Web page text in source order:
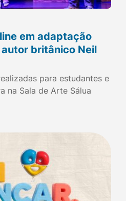
em adaptação
britânico Neil
para estudantes e
na Sala de Arte Sálua